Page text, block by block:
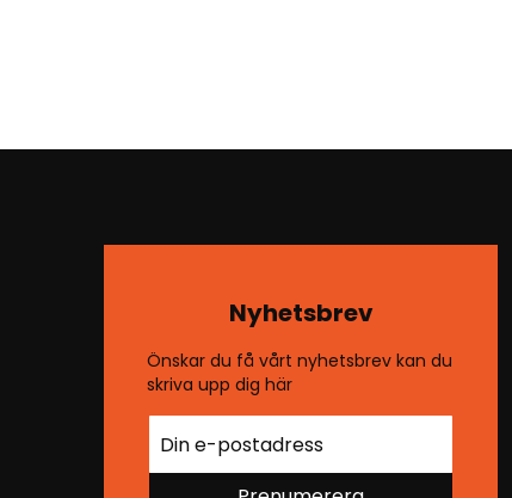
Nyhetsbrev
Önskar du få vårt nyhetsbrev kan du
skriva upp dig här